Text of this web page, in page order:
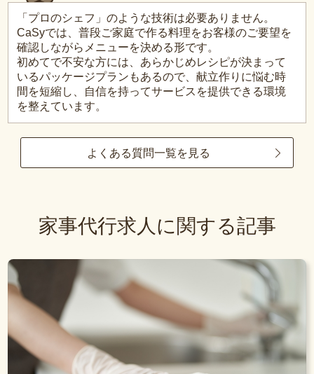
「プロのシェフ」のような技術は必要ありません。
CaSyでは、普段ご家庭で作る料理をお客様のご要望を
確認しながらメニューを決める形です。
初めてで不安な方には、あらかじめレシピが決まって
いるパッケージプランもあるので、献立作りに悩む時
間を短縮し、自信を持ってサービスを提供できる環境
を整えています。
よくある質問一覧を見る
家事代行求人に関する記事